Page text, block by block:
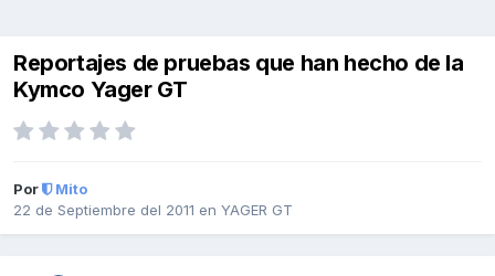
Reportajes de pruebas que han hecho de la
Kymco Yager GT
Por
Mito
22 de Septiembre del 2011 en YAGER GT